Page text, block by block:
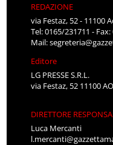
REDAZIONE
via Festaz, 52 - 11100
Tel: 0165/231711 -
Mail:
Editore
LG PRESSE S.R.L.
via Festaz, 52 11100
DIRETTORE
Luca Mercanti